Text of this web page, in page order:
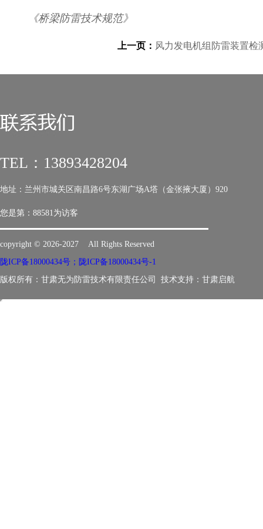
《桥梁防雷技术规范》
上一页： 风力发电机组防雷装置检
TEL：13893428204
地址：兰州市城关区南昌路6号东湖广场A塔（金张掖大厦）920
您是第： 88581为访客
copyright © 2026-2027 All Rights Reserved
陇ICP备18000434号；陇ICP备18000434号-1
版权所有：甘肃无为防雷技术有限责任公司 技术支持： 甘肃启航